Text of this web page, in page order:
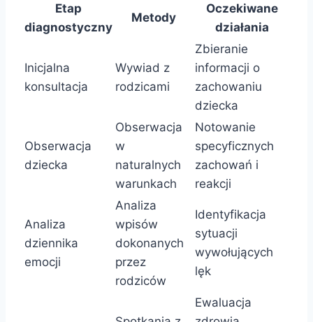
Etap
diagnostyczny
Metody
Oczekiwane
działania
Inicjalna
konsultacja
Wywiad z
rodzicami
Zbieranie
informacji o
zachowaniu
dziecka
Obserwacja
dziecka
Obserwacja
w
naturalnych
warunkach
Notowanie
specyficznych
zachowań i
reakcji
Analiza
dziennika
emocji
Analiza
wpisów
dokonanych
przez
rodziców
Identyfikacja
sytuacji
wywołujących
lęk
Ewaluacja